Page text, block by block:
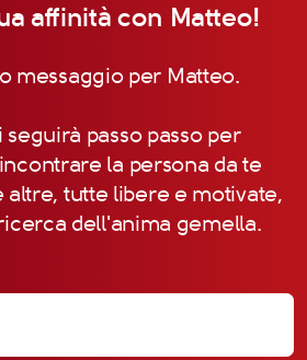
affinità con Matteo!
messaggio per Matteo.
seguirà passo passo per
la persona da te
altre, tutte libere e motivate,
dell'anima gemella.